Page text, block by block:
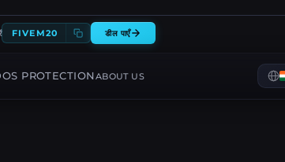
FIVEM20 डील पाएँ
PROTECTIONABOUT US